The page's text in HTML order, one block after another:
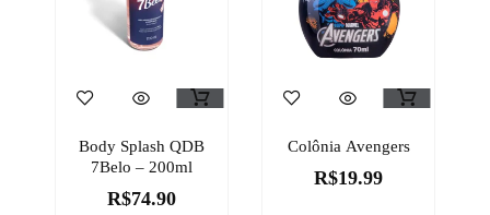
Body Splash QDB
7Belo – 200ml
R$74.90
Colônia Avengers
R$19.99